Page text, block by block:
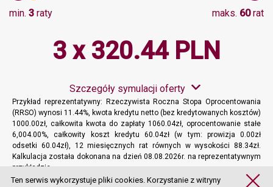
min. 3 raty maks. 60rat
3 x 320.44 PLN
Szczegóły symulacji oferty
Przykład reprezentatywny: Rzeczywista Roczna Stopa Oprocentowania
(RRSO) wynosi 11.44%, kwota kredytu netto (bez kredytowanych kosztów)
1000.00zł, całkowita kwota do zapłaty 1060.04zł, oprocentowanie stałe
6,004.00%, całkowity koszt kredytu 60.04zł (w tym: prowizja 0.00zł
odsetki 60.04zł), 12 miesięcznych rat równych w wysokości 88.34zł.
Kalkulacja została dokonana na dzień 08.08.2026r. na reprezentatywnym
przykładzie.
Więcej informacji
Ten serwis wykorzystuje pliki cookies. Korzystanie z witryny